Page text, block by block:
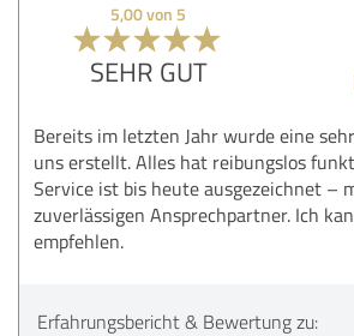
5,00 von 5
SEHR GUT
Bereits im letzten Jahr wurde eine
uns erstellt. Alles hat reibungslos
Service ist bis heute ausgezeichnet –
zuverlässigen Ansprechpartner. Ich
empfehlen.
Erfahrungsbericht & Bewertung zu: